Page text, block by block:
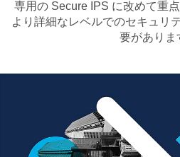
専用の Secure IPS に改めて重
より詳細なレベルでのセキュリ
要がありま